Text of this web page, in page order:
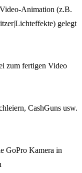
Animation (z.B.
gelegt
zum fertigen Video
CashGuns usw.
GoPro Kamera in